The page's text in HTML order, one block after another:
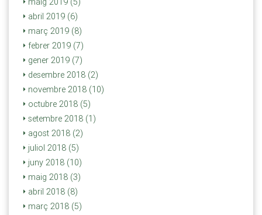
abril 2019 (6)
març 2019 (8)
febrer 2019 (7)
gener 2019 (7)
desembre 2018 (2)
novembre 2018 (10)
octubre 2018 (5)
setembre 2018 (1)
agost 2018 (2)
juliol 2018 (5)
juny 2018 (10)
maig 2018 (3)
abril 2018 (8)
març 2018 (5)